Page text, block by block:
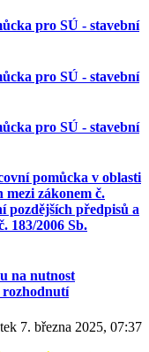
pro SÚ - stavební
pro SÚ - stavební
pro SÚ - stavební
pomůcka v oblasti
zákonem č.
pozdějších předpisů a
183/2006 Sb.
na nutnost
rozhodnutí
7. března 2025, 07:37